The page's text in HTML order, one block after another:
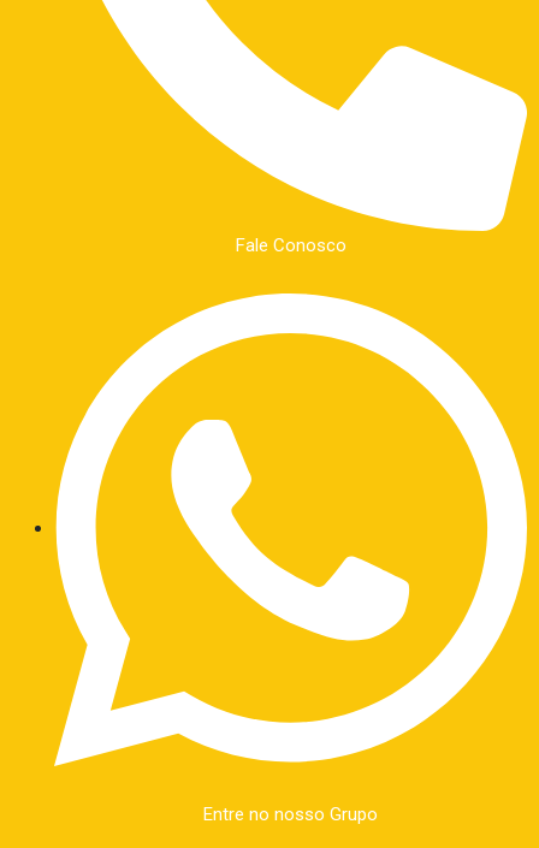
Fale Conosco
Entre no nosso Grupo